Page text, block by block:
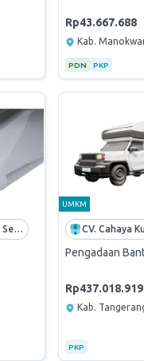
Rp43.667.688
Kab.
PDN PKP
CV. Ridho Akbar Sejahtera
UMKM
Pengadaan
Rp437.018.919
Kab.
PKP